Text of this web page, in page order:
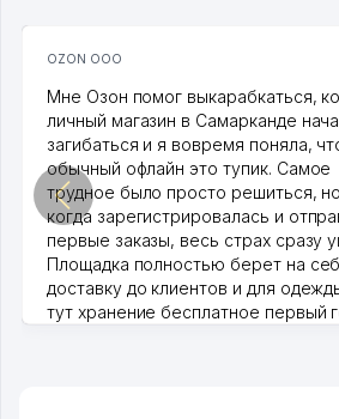
OZON ООО
Мне Озон помог выкарабкаться,
личный магазин в Самарканде
загибаться и я вовремя поняла,
обычный офлайн это тупик. Самое
трудное было просто решиться, но
когда зарегистрировалась и
первые заказы, весь страх сразу
Площадка полностью берет на
доставку до клиентов и для
тут хранение бесплатное первый